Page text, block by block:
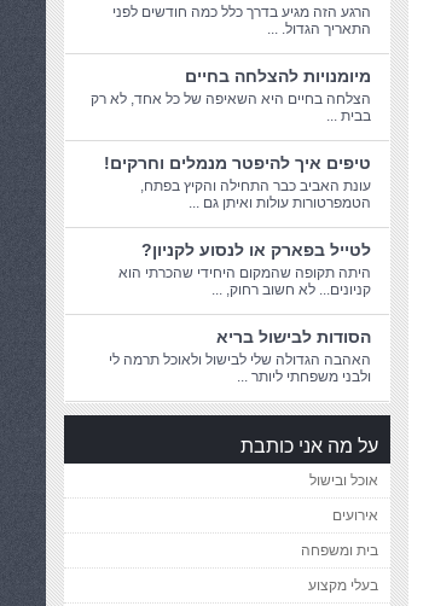
הרגע הזה מגיע בדרך כלל כמה חודשים לפני
התאריך הגדול. ...
מיומנויות להצלחה בחיים
הצלחה בחיים היא השאיפה של כל אחד, לא רק
בבית ...
טיפים איך להיפטר מנמלים וחרקים!
עונת האביב כבר התחילה והקיץ בפתח,
הטמפרטורות עולות ואיתן גם ...
לטייל בפארק או לנסוע לקניון?
היתה תקופה שהמקום היחידי שהכרתי הוא
קניונים... לא חשוב רחוק, ...
הסודות לבישול בריא
האהבה הגדולה שלי לבישול ולאוכל תרמה לי
ולבני משפחתי ליותר ...
על מה אני כותבת
אוכל ובישול
אירועים
בית ומשפחה
בעלי מקצוע